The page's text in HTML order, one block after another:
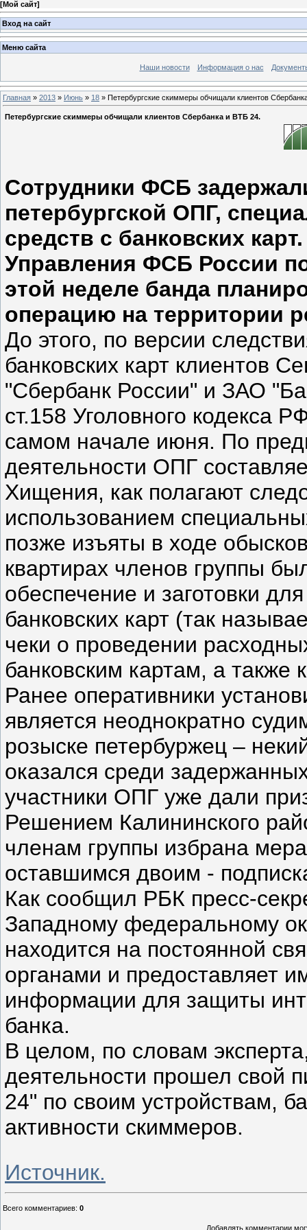
[Мой сайт]
Вход на сайт
Меню сайта
Наши новости Информация о нас
Главная » 2013 » Июнь » 18 » Петербургские скиммеры обчищали клиентов
Петербургские скиммеры обчищали клиентов Сбербанка и ВТБ 24.
Сотрудники ФСБ
петербургской ОПГ,
средств с банковских
Управления ФСБ России
этой неделе банда
операцию на территории
До этого, по версии
банковских карт клиентов
"Сбербанк России" и ЗАО
ст.158 Уголовного кодекса
самом начале июня. По
деятельности ОПГ
Хищения, как полагают
использованием
позже изъяты в ходе
квартирах членов группы
обеспечение и заготовки
банковских карт (так
чеки о проведении
банковским картам, а также
Ранее оперативники
является неоднократно
розыске петербуржец –
оказался среди
участники ОПГ уже дали
Решением Калининского
членам группы избрана
оставшимся двоим -
Как сообщил РБК пресс-
Западному федеральному
находится на постоянной
органами и предоставляет
информации для защиты
банка.
В целом, по словам
деятельности прошел свой
24" по своим устройствам,
активности скиммеров.
Источник.
Всего комментариев: 0
Добавлять комментарии